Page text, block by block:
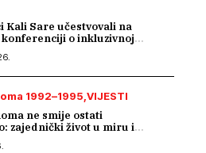
Kali Sare učestvovali na
o inkluzivnoj
1992–1995 VIJESTI
ne smije ostati
zajednički život u miru i